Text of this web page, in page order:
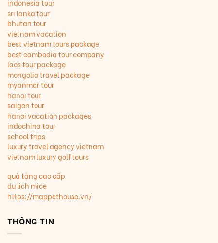
indonesia tour
sri lanka tour
bhutan tour
vietnam vacation
best vietnam tours package
best cambodia tour company
laos tour package
mongolia travel package
myanmar tour
hanoi tour
saigon tour
hanoi vacation packages
indochina tour
school trips
luxury travel agency vietnam
vietnam luxury golf tours
quà tặng cao cấp
du lịch mice
https://mappethouse.vn/
THÔNG TIN